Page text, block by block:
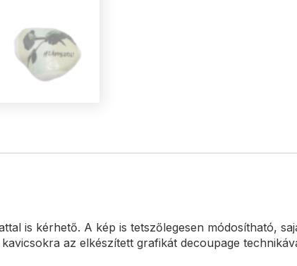
is kérhető. A kép is tetszőlegesen módosítható,
az elkészített grafikát decoupage